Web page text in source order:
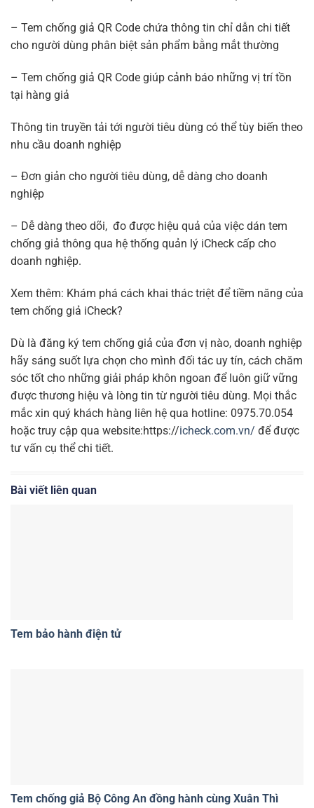
– Tem chống giả QR Code chứa thông tin chỉ dẫn chi tiết
cho người dùng phân biệt sản phẩm bằng mắt thường
– Tem chống giả QR Code giúp cảnh báo những vị trí tồn
tại hàng giả
Thông tin truyền tải tới người tiêu dùng có thể tùy biến theo
nhu cầu doanh nghiệp
– Đơn giản cho người tiêu dùng, dễ dàng cho doanh
nghiệp
– Dễ dàng theo dõi, đo được hiệu quả của việc dán tem
chống giả thông qua hệ thống quản lý iCheck cấp cho
doanh nghiệp.
Xem thêm: Khám phá cách khai thác triệt để tiềm năng của
tem chống giả iCheck?
Dù là đăng ký tem chống giả của đơn vị nào, doanh nghiệp
hãy sáng suốt lựa chọn cho mình đối tác uy tín, cách chăm
sóc tốt cho những giải pháp khôn ngoan để luôn giữ vững
được thương hiệu và lòng tin từ người tiêu dùng. Mọi thắc
mắc xin quý khách hàng liên hệ qua hotline: 0975.70.054
hoặc truy cập qua website:https://icheck.com.vn/ để được
tư vấn cụ thể chi tiết.
Bài viết liên quan
Tem bảo hành điện tử
Tem chống giả Bộ Công An đồng hành cùng Xuân Thì